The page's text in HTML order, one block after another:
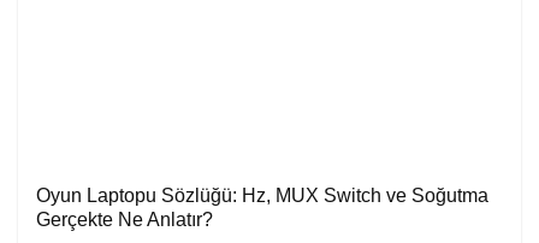
Oyun Laptopu Sözlüğü: Hz, MUX Switch ve Soğutma
Gerçekte Ne Anlatır?